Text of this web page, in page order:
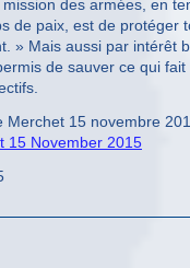
des armées, en
de paix, est de protéger
» Mais aussi par intérêt
de sauver ce qui
Jean-Dominique Merchet 15
15 November 2015